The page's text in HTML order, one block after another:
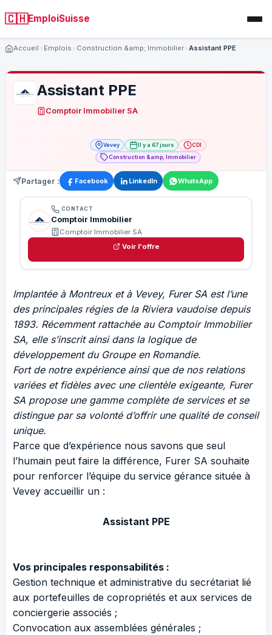
🇨🇭EmploiSuisse
Accueil Emplois Construction &amp; Immobilier Assistant PPE
Assistant PPE
Comptoir Immobilier SA
Vevey Il y a 67 jours
CDI
Construction &amp; Immobilier
Partager : Facebook LinkedIn WhatsApp
CONTACT
Comptoir Immobilier
Comptoir Immobilier SA
Voir l'offre
Implantée à Montreux et à Vevey, Furer SA est l’une
des principales régies de la Riviera vaudoise depuis
1893. Récemment rattachée au Comptoir Immobilier
SA, elle s’inscrit ainsi dans la logique de
développement du Groupe en Romandie.
Fort de notre expérience ainsi que de nos relations
variées et fidèles avec une clientèle exigeante, Furer
SA propose une gamme complète de services et se
distingue par sa volonté d’offrir une qualité de conseil
unique.
Parce que d’expérience nous savons que seul
l’humain peut faire la différence, Furer SA souhaite
pour renforcer l’équipe du service gérance située à
Vevey accueillir un :
Assistant PPE
Vos principales responsabilités :
Gestion technique et administrative du secrétariat lié
aux portefeuilles de copropriétés et aux services de
conciergerie associés ;
Convocation aux assemblées générales ;